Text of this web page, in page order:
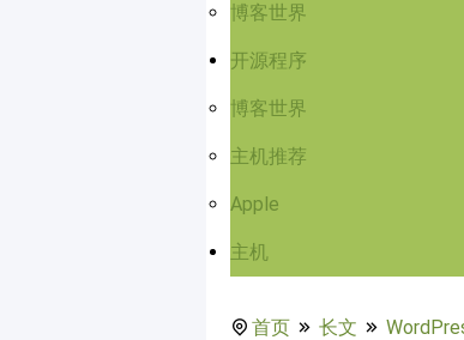
博客世界
开源程序
博客世界
主机推荐
Apple
主机
首页 长文